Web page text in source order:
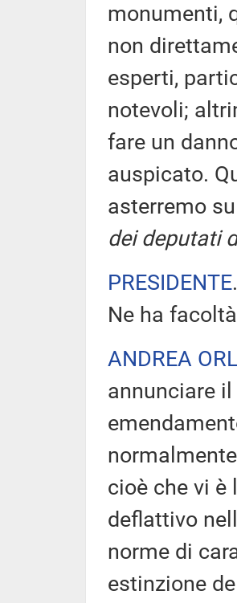
monumenti,
non
esperti,
notevoli;
fare un
auspicato.
asterremo
dei deputati
PRESIDENTE
Ne ha
ANDREA
annunciare
cioè che vi è
deflattivo
norme di
estinzione